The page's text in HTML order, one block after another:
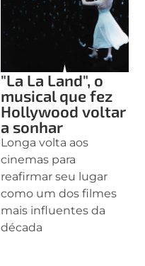
"La La Land", o
musical que fez
Hollywood voltar
a sonhar
Longa volta aos
cinemas para
reafirmar seu lugar
como um dos filmes
mais influentes da
década